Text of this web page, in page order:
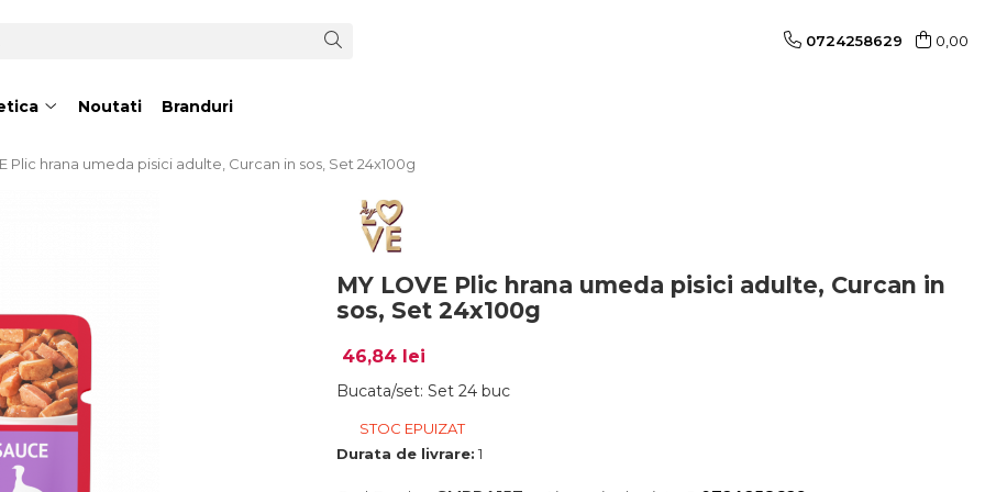
0724258629 0,00
Noutati Branduri
Plic hrana umeda pisici adulte, Curcan in sos, Set 24x100g
MY LOVE Plic hrana umeda pisici adulte, Curcan in
sos, Set 24x100g
46,84 lei
Bucata/set:Set 24 buc
STOC EPUIZAT
Durata de livrare: 1